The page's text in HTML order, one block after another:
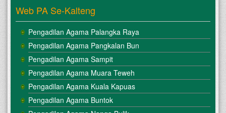
Web PA Se-Kalteng
Pengadilan Agama Palangka Raya
Pengadilan Agama Pangkalan Bun
Pengadilan Agama Sampit
Pengadilan Agama Muara Teweh
Pengadilan Agama Kuala Kapuas
Pengadilan Agama Buntok